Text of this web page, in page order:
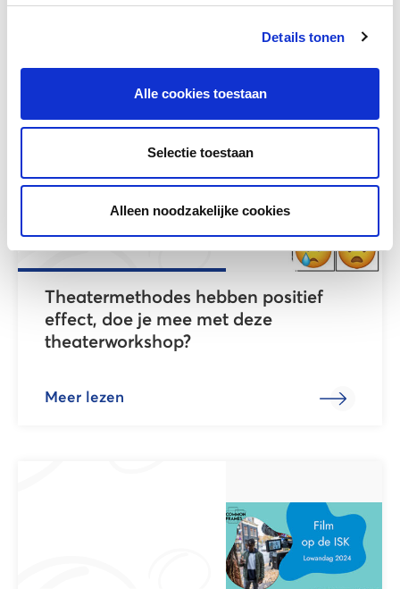
Details tonen
Alle cookies toestaan
Selectie toestaan
Alleen noodzakelijke cookies
Theatermethodes hebben positief
effect, doe je mee met deze
theaterworkshop?
Meer lezen